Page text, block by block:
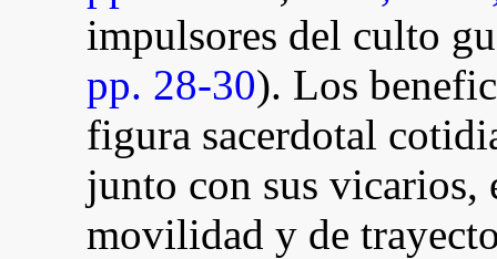
impulsores del culto
pp. 28-30). Los
figura sacerdotal
junto con sus vicarios,
movilidad y de